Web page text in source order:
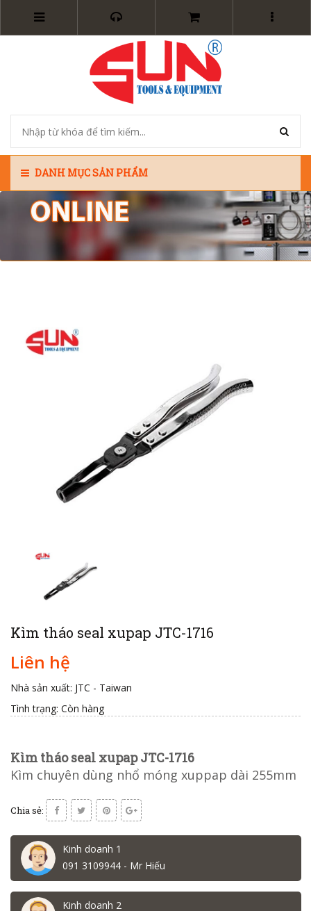
DANH MỤC SẢN PHẨM
Kìm tháo seal xupap JTC-1716
Liên hệ
Nhà sản xuất: JTC - Taiwan
Tình trạng: Còn hàng
Kìm tháo seal xupap JTC-1716
Kìm chuyên dùng nhổ móng xuppap dài 255mm
Chia sẻ:
Kinh doanh 1
091 3109944 - Mr Hiếu
Kinh doanh 2